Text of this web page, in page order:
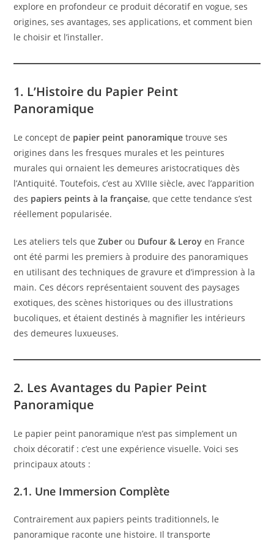
explore en profondeur ce produit décoratif en vogue, ses
origines, ses avantages, ses applications, et comment bien
le choisir et l’installer.
1. L’Histoire du Papier Peint
Panoramique
Le concept de papier peint panoramique trouve ses
origines dans les fresques murales et les peintures
murales qui ornaient les demeures aristocratiques dès
l’Antiquité. Toutefois, c’est au XVIIIe siècle, avec l’apparition
des papiers peints à la française, que cette tendance s’est
réellement popularisée.
Les ateliers tels queZuber ou Dufour & Leroy en France
ont été parmi les premiers à produire des panoramiques
en utilisant des techniques de gravure et d’impression à la
main. Ces décors représentaient souvent des paysages
exotiques, des scènes historiques ou des illustrations
bucoliques, et étaient destinés à magnifier les intérieurs
des demeures luxueuses.
2. Les Avantages du Papier Peint
Panoramique
Le papier peint panoramique n’est pas simplement un
choix décoratif : c’est une expérience visuelle. Voici ses
principaux atouts :
2.1. Une Immersion Complète
Contrairement aux papiers peints traditionnels, le
panoramique raconte une histoire. Il transporte